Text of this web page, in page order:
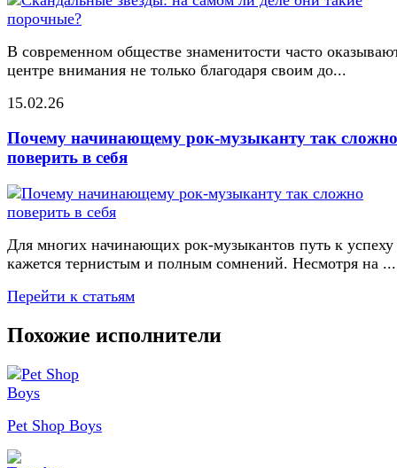
В современном обществе знаменитости часто
центре внимания не только благодаря своим до...
15.02.26
Почему начинающему рок-музыканту так сложно
поверить в себя
Для многих начинающих рок-музыкантов путь к успеху
кажется тернистым и полным сомнений. Несмотря на ...
Перейти к статьям
Похожие исполнители
Pet Shop Boys